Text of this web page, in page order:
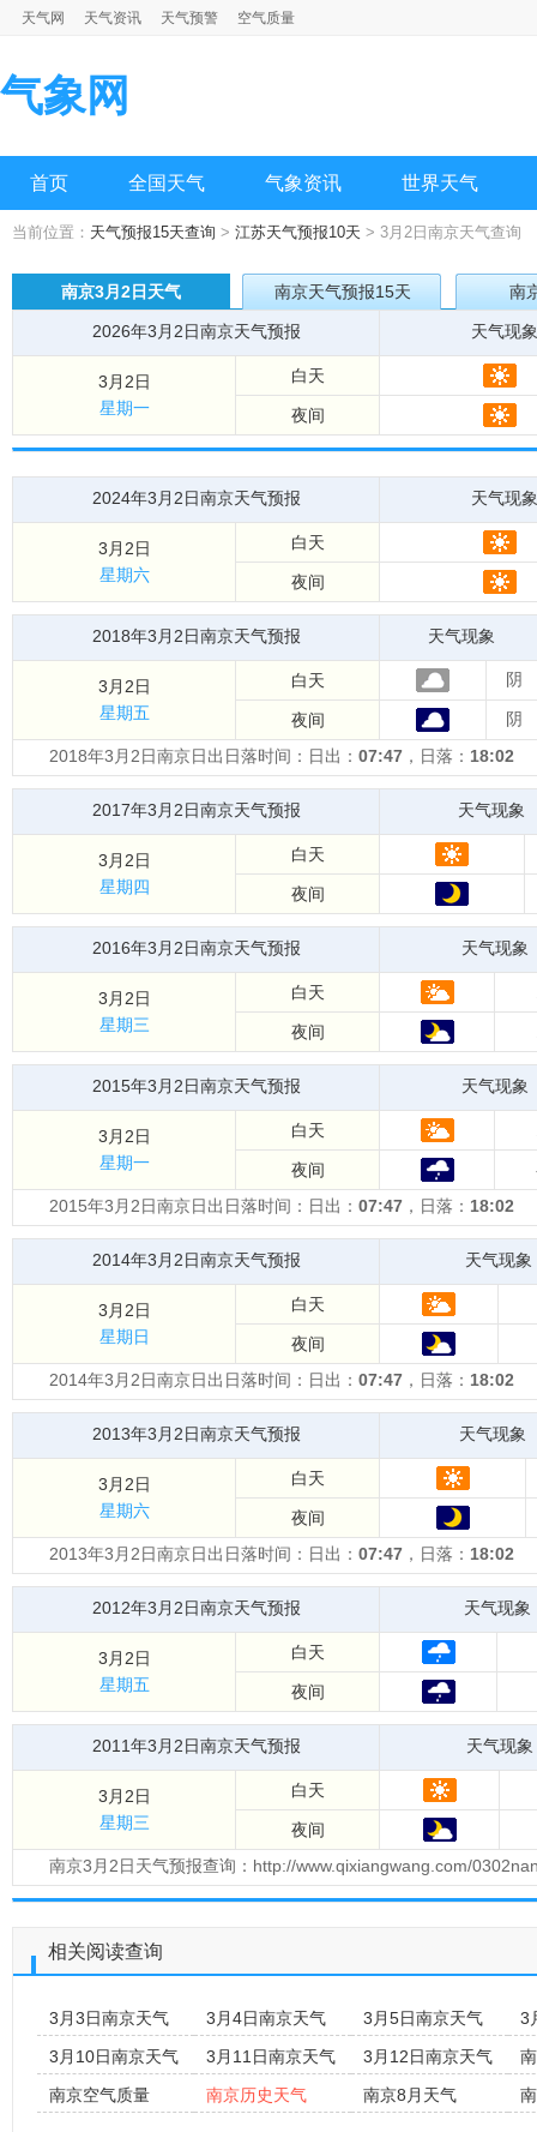
天气网 天气资讯 天气预警 空气质量
气象网
首页 全国天气 气象资讯 世界天气
当前位置： 天气预报15天查询 > 江苏天气预报10天 > 3月2日南京天气查询
南京3月2日天气 南京天气预报15天 南
2026年3月2日南京天气预报 天气现象
3月2日
星期一
白天
夜间
2024年3月2日南京天气预报 天气现象
3月2日
星期六
白天
夜间
2018年3月2日南京天气预报 天气现象
3月2日
星期五
白天 阴
夜间
阴
2018年3月2日南京日出日落时间：日出： 07:47 ，日落： 18:02
2017年3月2日南京天气预报 天气现象
3月2日
星期四
白天
夜间
2016年3月2日南京天气预报 天气现象
3月2日
星期三
白天
夜间
2015年3月2日南京天气预报 天气现象
3月2日
星期一
白天
夜间
2015年3月2日南京日出日落时间：日出： 07:47 ，日落： 18:02
2014年3月2日南京天气预报 天气现象
3月2日
星期日
白天
夜间
2014年3月2日南京日出日落时间：日出： 07:47 ，日落： 18:02
2013年3月2日南京天气预报 天气现象
3月2日
星期六
白天
夜间
2013年3月2日南京日出日落时间：日出： 07:47 ，日落： 18:02
2012年3月2日南京天气预报 天气现象
3月2日
星期五
白天
夜间
2011年3月2日南京天气预报 天气现象
3月2日
星期三
白天
夜间
南京3月2日天气预报查询：http://www.qixiangwang.com/
相关阅读查询
3月3日南京天气 3月4日南京天气 3月5日南京天气
3
3月10日南京天气
3月11日南京天气 3月12日南京天气
南京空气质量
南京历史天气 南京8月天气